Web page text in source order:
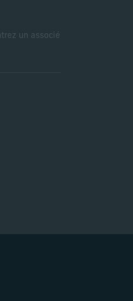
un associé